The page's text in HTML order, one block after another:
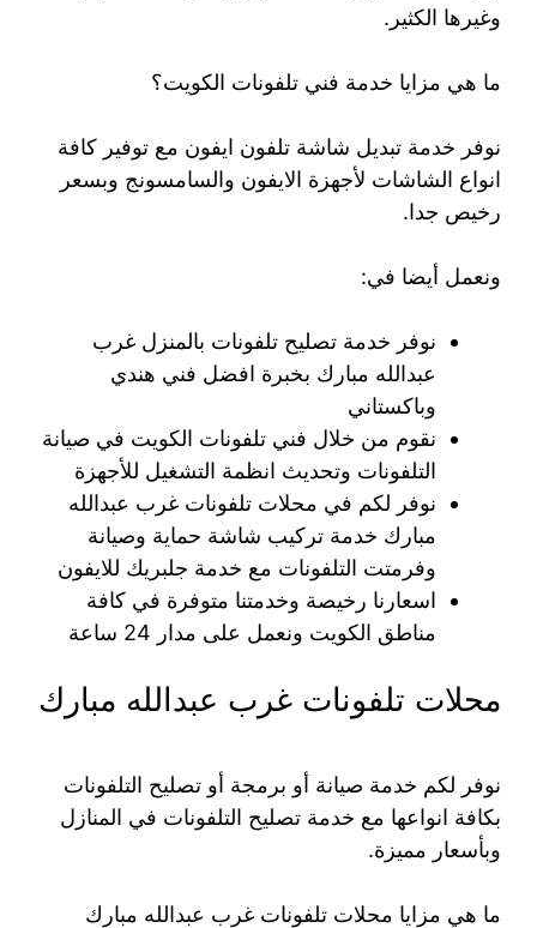
وغيرها الكثير.
ما هي مزايا خدمة فني تلفونات الكويت؟
نوفر خدمة تبديل شاشة تلفون ايفون مع توفير كافة
انواع الشاشات لأجهزة الايفون والسامسونج وبسعر
رخيص جدا.
ونعمل أيضا في:
نوفر خدمة تصليح تلفونات بالمنزل غرب
عبدالله مبارك بخبرة افضل فني هندي
وباكستاني
نقوم من خلال فني تلفونات الكويت في صيانة
التلفونات وتحديث انظمة التشغيل للأجهزة
نوفر لكم في محلات تلفونات غرب عبدالله
مبارك خدمة تركيب شاشة حماية وصيانة
وفرمتت التلفونات مع خدمة جلبريك للايفون
اسعارنا رخيصة وخدمتنا متوفرة في كافة
مناطق الكويت ونعمل على مدار 24 ساعة
محلات تلفونات غرب عبدالله مبارك
نوفر لكم خدمة صيانة أو برمجة أو تصليح التلفونات
بكافة انواعها مع خدمة تصليح التلفونات في المنازل
وبأسعار مميزة.
ما هي مزايا محلات تلفونات غرب عبدالله مبارك